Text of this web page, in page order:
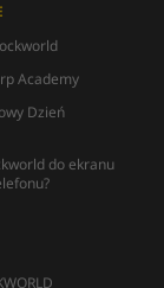
Academy
Dzień
do ekranu